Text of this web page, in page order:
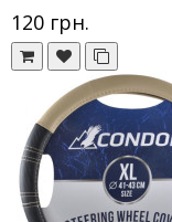
120 грн.